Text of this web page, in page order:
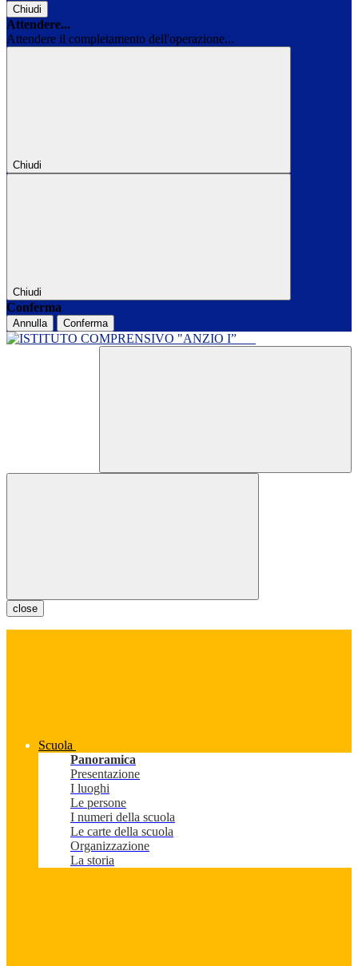
Chiudi
Attendere...
Attendere il completamento dell'operazione...
Chiudi
Chiudi
Conferma
Annulla Conferma
close
Scuola
Panoramica
Presentazione
I luoghi
Le persone
I numeri della scuola
Le carte della scuola
Organizzazione
La storia